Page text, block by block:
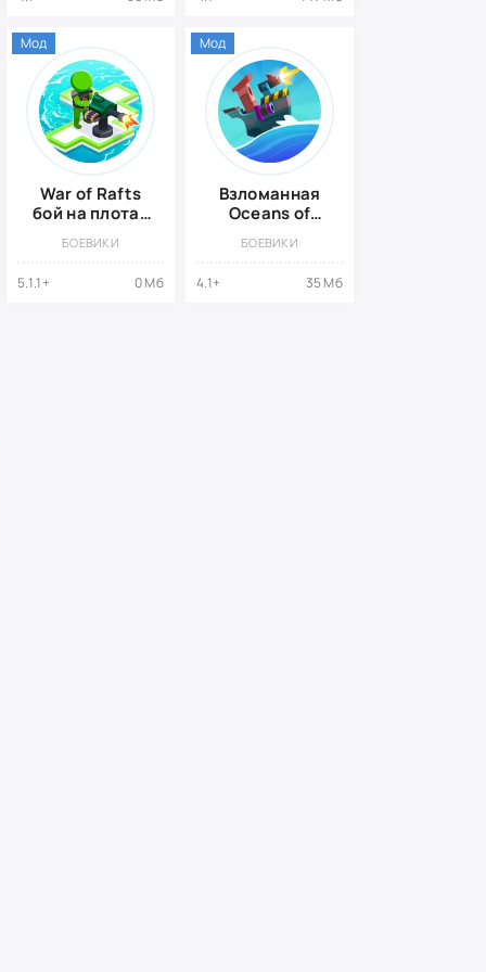
War of Rafts
бой на плотах
Много Денег}
БОЕВИКИ
5.1.1+ 0 Мб
Мод
Взломанная
Oceans of
БОЕВИКИ
4.1+ 35 Мб
Мод